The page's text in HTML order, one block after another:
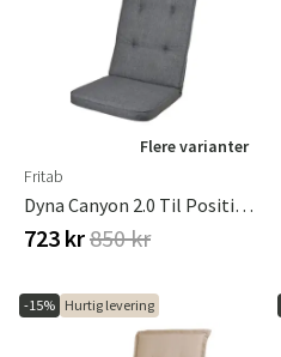
Flere varianter
Fritab
Dyna Canyon 2.0 Til Positionsstol Oxford Grå
723 kr850 kr
-15% Hurtig levering